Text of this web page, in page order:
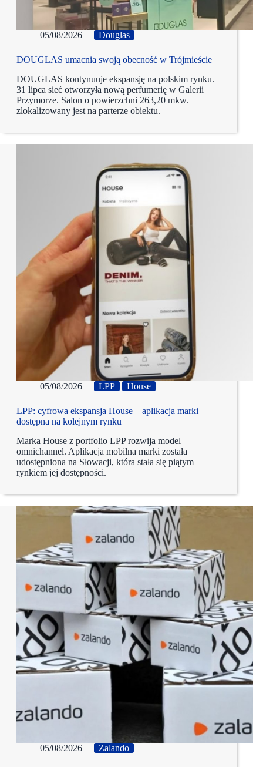
05/08/2026 Douglas
DOUGLAS umacnia swoją obecność w Trójmieście
DOUGLAS kontynuuje ekspansję na polskim rynku.
31 lipca sieć otworzyła nową perfumerię w Galerii
Przymorze. Salon o powierzchni 263,20 mkw.
zlokalizowany jest na parterze obiektu.
05/08/2026 LPP House
LPP: cyfrowa ekspansja House – aplikacja marki
dostępna na kolejnym rynku
Marka House z portfolio LPP rozwija model
omnichannel. Aplikacja mobilna marki została
udostępniona na Słowacji, która stała się piątym
rynkiem jej dostępności.
05/08/2026 Zalando